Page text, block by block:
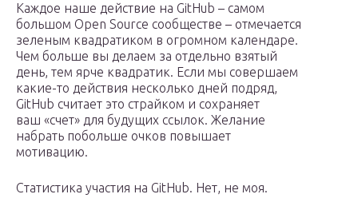
Каждое наше действие на GitHub – самом
большом Open Source сообществе – отмечается
зеленым квадратиком в огромном календаре.
Чем больше вы делаем за отдельно взятый
день, тем ярче квадратик. Если мы совершаем
какие-то действия несколько дней подряд,
GitHub считает это страйком и сохраняет
ваш «счет» для будущих ссылок. Желание
набрать побольше очков повышает
мотивацию.
Статистика участия на GitHub. Нет, не моя.